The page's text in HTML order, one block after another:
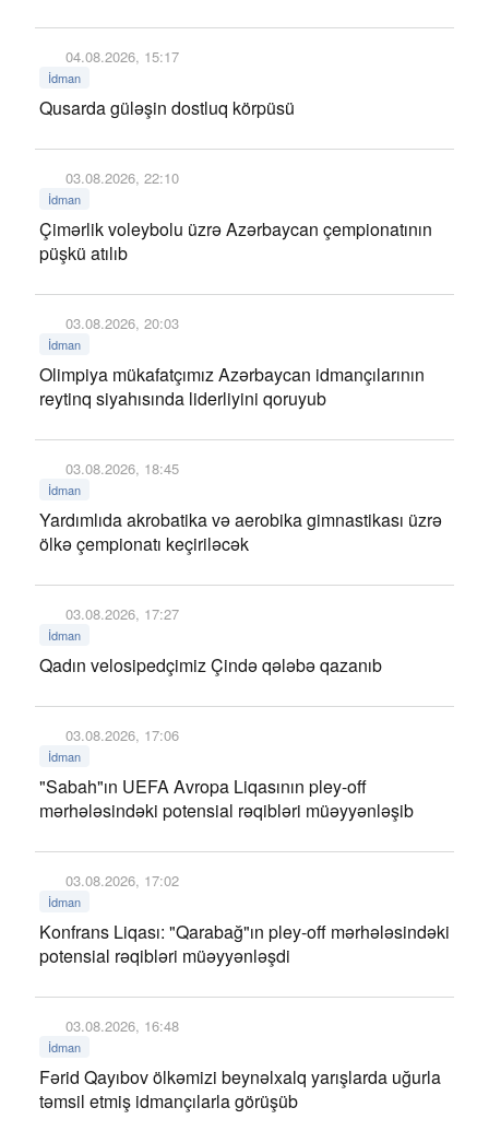
04.08.2026, 15:17
İdman
Qusarda güləşin dostluq körpüsü
03.08.2026, 22:10
İdman
Çimərlik voleybolu üzrə Azərbaycan çempionatının
püşkü atılıb
03.08.2026, 20:03
İdman
Olimpiya mükafatçımız Azərbaycan idmançılarının
reytinq siyahısında liderliyini qoruyub
03.08.2026, 18:45
İdman
Yardımlıda akrobatika və aerobika gimnastikası üzrə
ölkə çempionatı keçiriləcək
03.08.2026, 17:27
İdman
Qadın velosipedçimiz Çində qələbə qazanıb
03.08.2026, 17:06
İdman
"Sabah"ın UEFA Avropa Liqasının pley-off
mərhələsindəki potensial rəqibləri müəyyənləşib
03.08.2026, 17:02
İdman
Konfrans Liqası: "Qarabağ"ın pley-off mərhələsindəki
potensial rəqibləri müəyyənləşdi
03.08.2026, 16:48
İdman
Fərid Qayıbov ölkəmizi beynəlxalq yarışlarda uğurla
təmsil etmiş idmançılarla görüşüb